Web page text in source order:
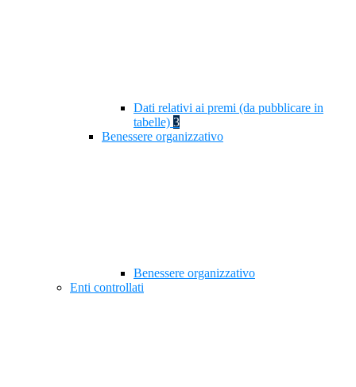
Dati relativi ai premi (da pubblicare in
tabelle) 3
Benessere organizzativo
Benessere organizzativo
Enti controllati